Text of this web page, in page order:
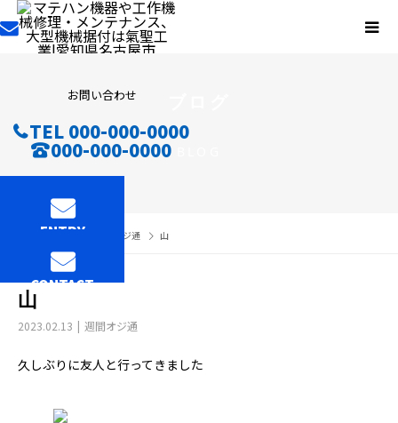
お問い合わせ
TEL 000-000-0000
000-000-0000
ENTRY
CONTACT
週間オジ通 山
山
2023.02.13 週間オジ通
久しぶりに友人と行ってきました